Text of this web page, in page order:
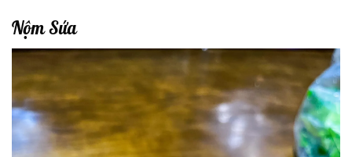
Nộm Sứa